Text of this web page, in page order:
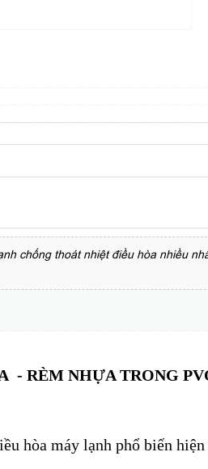
chống thoát nhiệt điều hòa nhiều
- RÈM NHỰA TRONG
hòa máy lạnh phổ biến hiện